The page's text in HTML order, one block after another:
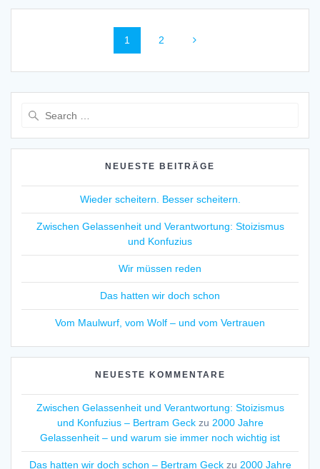
navigation
Page
1 Page
2
NEUESTE BEITRÄGE
Wieder scheitern. Besser scheitern.
Zwischen Gelassenheit und Verantwortung: Stoizismus
und Konfuzius
Wir müssen reden
Das hatten wir doch schon
Vom Maulwurf, vom Wolf – und vom Vertrauen
NEUESTE KOMMENTARE
Zwischen Gelassenheit und Verantwortung: Stoizismus
und Konfuzius – Bertram Geckzu 2000 Jahre
Gelassenheit – und warum sie immer noch wichtig ist
Das hatten wir doch schon – Bertram Geckzu 2000 Jahre